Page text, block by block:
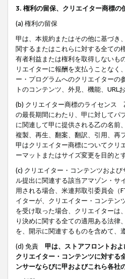
3. 権利の留保、クリエイター商標の
(a) 権利の留保
甲は、本規約またはその他に基づき
関するまたはこれらに対する全ての
有者利益または権利を取得しないも
リエイターに報酬を支払うことな
ー・プログラムへのクリエイターの
トのコンテンツ、外見、機能、URL
(b) クリエイター商標のライセンス
の最長期間にわたり、甲に対してパ
に関連して甲に提供される乙の名前
複製、再生、翻案、翻訳、引用、再
甲はクリエイター商標についてクリ
ーマットまたはサイズ変更を目的と
(c) クリエイター・コンテンツおよ
ル提出に関連する該当アマゾン・
用される場合、米連邦取引委員会（
イターが、クリエイター・コンテン
を受け取った場合、クリエイターは
り決めに関する全ての適用ある法律
を、開示に関連するものを含めて、
(d) 免責 甲は、ストアフロントお
クリエイター・コンテンツに対する
ンサーならびに甲およびこれら各社